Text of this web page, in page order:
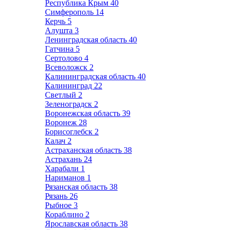
Республика Крым 40
Симферополь 14
Керчь 5
Алушта 3
Ленинградская область 40
Гатчина 5
Сертолово 4
Всеволожск 2
Калининградская область 40
Калининград 22
Светлый 2
Зеленоградск 2
Воронежская область 39
Воронеж 28
Борисоглебск 2
Калач 2
Астраханская область 38
Астрахань 24
Харабали 1
Нариманов 1
Рязанская область 38
Рязань 26
Рыбное 3
Кораблино 2
Ярославская область 38